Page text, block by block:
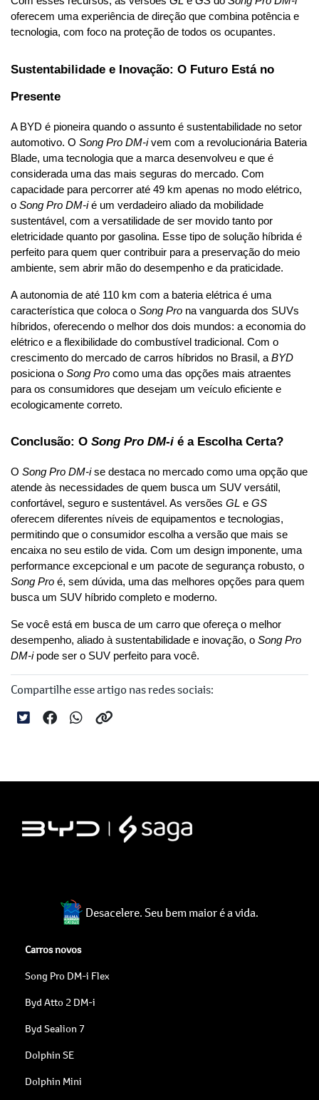
oferecem uma experiência de direção que combina potência e
tecnologia, com foco na proteção de todos os ocupantes.
Sustentabilidade e Inovação: O Futuro Está no
Presente
A BYD é pioneira quando o assunto é sustentabilidade no setor
automotivo. O Song Pro DM-i vem com a revolucionária Bateria
Blade, uma tecnologia que a marca desenvolveu e que é
considerada uma das mais seguras do mercado. Com
capacidade para percorrer até 49 km apenas no modo elétrico,
o Song Pro DM-i é um verdadeiro aliado da mobilidade
sustentável, com a versatilidade de ser movido tanto por
eletricidade quanto por gasolina. Esse tipo de solução híbrida é
perfeito para quem quer contribuir para a preservação do meio
ambiente, sem abrir mão do desempenho e da praticidade.
A autonomia de até 110 km com a bateria elétrica é uma
característica que coloca o Song Pro na vanguarda dos SUVs
híbridos, oferecendo o melhor dos dois mundos: a economia do
elétrico e a flexibilidade do combustível tradicional. Com o
crescimento do mercado de carros híbridos no Brasil, a BYD
posiciona o Song Pro como uma das opções mais atraentes
para os consumidores que desejam um veículo eficiente e
ecologicamente correto.
Conclusão: O Song Pro DM-i é a Escolha Certa?
O Song Pro DM-i se destaca no mercado como uma opção que
atende às necessidades de quem busca um SUV versátil,
confortável, seguro e sustentável. As versões GL e GS
oferecem diferentes níveis de equipamentos e tecnologias,
permitindo que o consumidor escolha a versão que mais se
encaixa no seu estilo de vida. Com um design imponente, uma
Song Pro é, sem dúvida, uma das melhores opções para quem
busca um SUV híbrido completo e moderno.
Se você está em busca de um carro que ofereça o melhor
desempenho, aliado à sustentabilidade e inovação, o Song Pro
DM-i pode ser o SUV perfeito para você.
Compartilhe esse artigo nas redes sociais:
Desacelere. Seu bem maior é a vida.
Carros novos
Song Pro DM-i Flex
Byd Atto 2 DM-i
Byd Sealion 7
Dolphin SE
Dolphin Mini